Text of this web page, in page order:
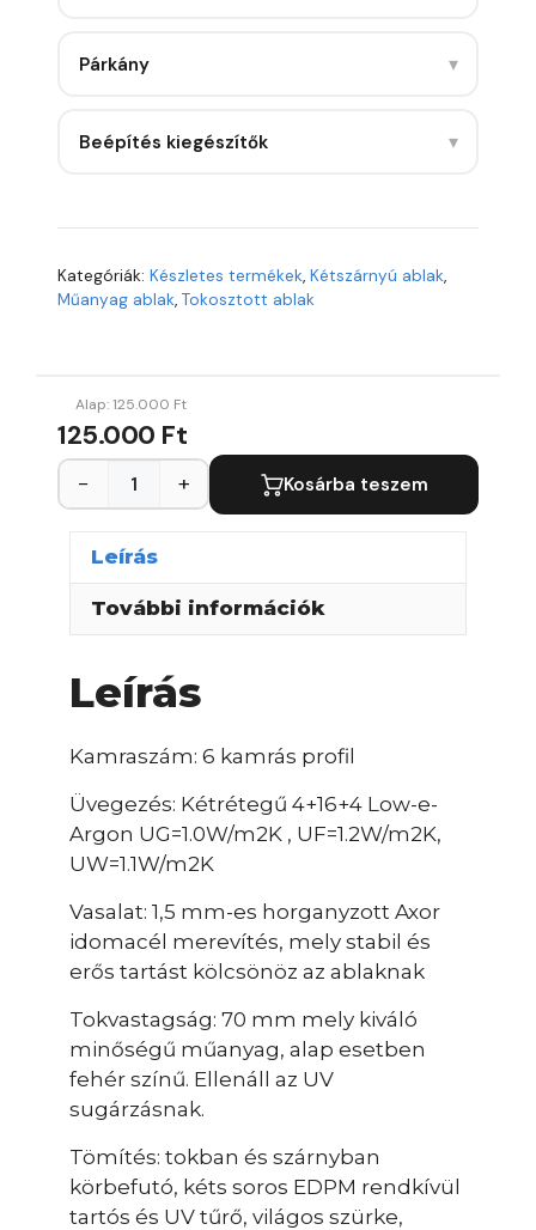
Párkány ▾
Beépítés kiegészítők ▾
Kategóriák: Készletes termékek, Kétszárnyú ablak,
Műanyag ablak, Tokosztott ablak
Alap:125.000 Ft
125.000 Ft
− + Kosárba teszem
Leírás
További információk
Leírás
Kamraszám: 6 kamrás profil
Üvegezés: Kétrétegű 4+16+4 Low-e-
Argon UG=1.0W/m2K , UF=1.2W/m2K,
UW=1.1W/m2K
Vasalat: 1,5 mm-es horganyzott Axor
idomacél merevítés, mely stabil és
erős tartást kölcsönöz az ablaknak
Tokvastagság: 70 mm mely kiváló
minőségű műanyag, alap esetben
fehér színű. Ellenáll az UV
sugárzásnak.
Tömítés: tokban és szárnyban
körbefutó, kéts soros EDPM rendkívül
tartós és UV tűrő, világos szürke,